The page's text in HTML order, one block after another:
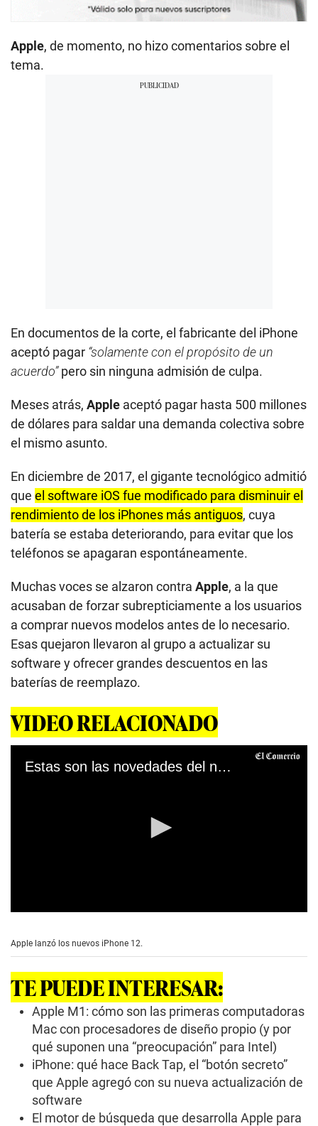
Apple, de momento, no hizo comentarios sobre el
tema.
En documentos de la corte, el fabricante del iPhone
aceptó pagar “solamente con el propósito de un
acuerdo”pero sin ninguna admisión de culpa.
Meses atrás, Apple aceptó pagar hasta 500 millones
de dólares para saldar una demanda colectiva sobre
el mismo asunto.
En diciembre de 2017, el gigante tecnológico admitió
que el software iOS fue modificado para disminuir el
rendimiento de los iPhones más antiguos, cuya
batería se estaba deteriorando, para evitar que los
teléfonos se apagaran espontáneamente.
Muchas voces se alzaron contra Apple, a la que
acusaban de forzar subrepticiamente a los usuarios
a comprar nuevos modelos antes de lo necesario.
Esas quejaron llevaron al grupo a actualizar su
software y ofrecer grandes descuentos en las
baterías de reemplazo.
VIDEO RELACIONADO
Estas son las novedades del nuevo iPhone 12
e
n
d
s
Apple lanzó los nuevos iPhone 12.
TE PUEDE INTERESAR:
Apple M1: cómo son las primeras computadoras
Mac con procesadores de diseño propio (y por
qué suponen una “preocupación” para Intel)
iPhone: qué hace Back Tap, el “botón secreto”
que Apple agregó con su nueva actualización de
software
El motor de búsqueda que desarrolla Apple para